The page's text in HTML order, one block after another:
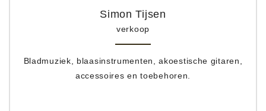
Simon Tijsen
verkoop
Bladmuziek, blaasinstrumenten, akoestische gitaren,
accessoires en toebehoren.